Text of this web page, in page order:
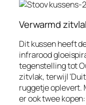
Verwarmd
Dit kussen heeft
infrarood
tegenstelling tot
zitvlak, terwijl
ruggetje oplevert.
er ook twee